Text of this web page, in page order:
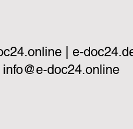
| e-
info@e-doc24.online